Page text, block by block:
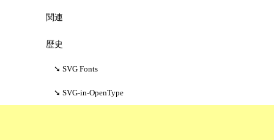
関連
歴史
SVG Fonts
SVG-in-OpenType